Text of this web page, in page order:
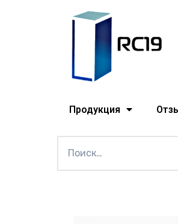
Продукция